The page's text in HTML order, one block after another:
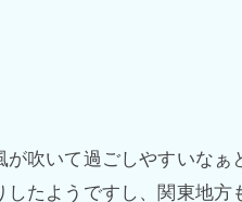
吹いて過ごしやすいなぁ
たようですし、関東地方